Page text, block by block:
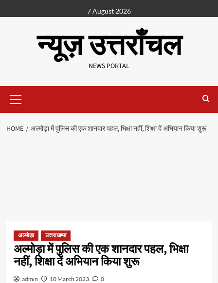
7 August 2026
न्यूज़ उत्तराँचल
NEWS PORTAL
HOME अल्मोड़ा में पुलिस की एक शानदार पहल, भिक्षा नहीं, शिक्षा दें अभियान किया शुरू
अल्मोड़ा उत्तराखण्ड
अल्मोड़ा में पुलिस की एक शानदार पहल, भिक्षा
नहीं, शिक्षा दें अभियान किया शुरू
admin 10 March 2023 0